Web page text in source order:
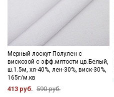
Мерный лоскут Полулен с
вискозой с эфф.мятости цв.Белый,
ш.1.5м, хл-40%, лен-30%, виск-30%,
165г/м.кв
413 руб. 590 руб.